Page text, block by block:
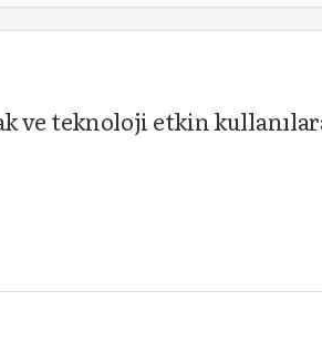
ve teknoloji etkin